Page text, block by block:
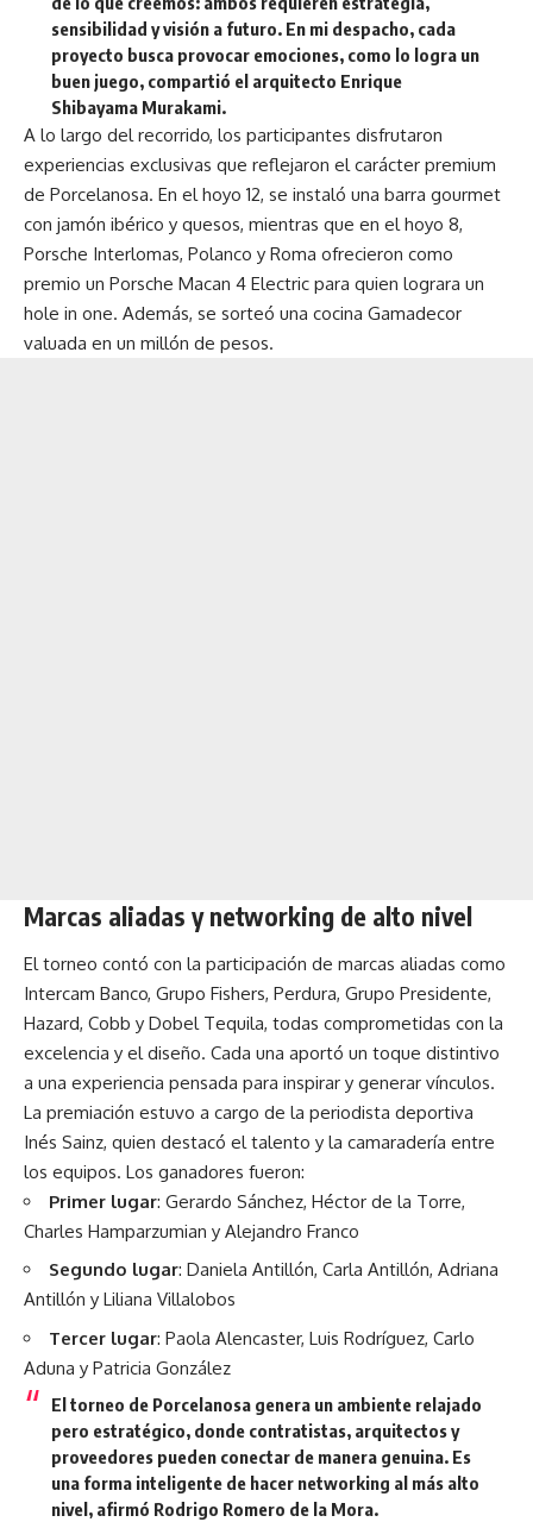
sensibilidad y visión a futuro. En mi despacho, cada
proyecto busca provocar emociones, como lo logra un
buen juego, compartió el arquitecto Enrique
Shibayama Murakami.
A lo largo del recorrido, los participantes disfrutaron
experiencias exclusivas que reflejaron el carácter premium
de Porcelanosa. En el hoyo 12, se instaló una barra gourmet
con jamón ibérico y quesos, mientras que en el hoyo 8,
Porsche Interlomas, Polanco y Roma ofrecieron como
premio un Porsche Macan 4 Electric para quien lograra un
hole in one. Además, se sorteó una cocina Gamadecor
valuada en un millón de pesos.
Marcas aliadas y networking de alto nivel
El torneo contó con la participación de marcas aliadas como
Intercam Banco, Grupo Fishers, Perdura, Grupo Presidente,
Hazard, Cobb y Dobel Tequila, todas comprometidas con la
excelencia y el diseño. Cada una aportó un toque distintivo
a una experiencia pensada para inspirar y generar vínculos.
La premiación estuvo a cargo de la periodista deportiva
Inés Sainz, quien destacó el talento y la camaradería entre
los equipos. Los ganadores fueron:
Primer lugar: Gerardo Sánchez, Héctor de la Torre,
Charles Hamparzumian y Alejandro Franco
Segundo lugar: Daniela Antillón, Carla Antillón, Adriana
Antillón y Liliana Villalobos
Tercer lugar: Paola Alencaster, Luis Rodríguez, Carlo
Aduna y Patricia González
El torneo de Porcelanosa genera un ambiente relajado
pero estratégico, donde contratistas, arquitectos y
proveedores pueden conectar de manera genuina. Es
una forma inteligente de hacer networking al más alto
nivel, afirmó Rodrigo Romero de la Mora.